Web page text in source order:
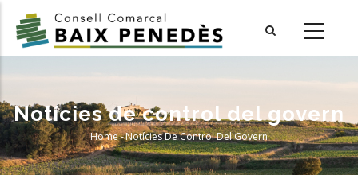
main
Notícies de control del govern
Breadcrumb
Home-Notícies De Control Del Govern